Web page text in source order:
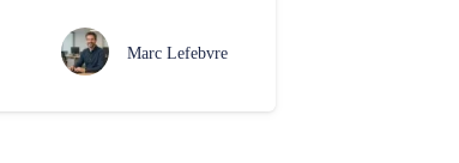
Marc Lefebvre